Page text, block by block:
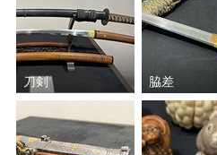
刀剣 脇差